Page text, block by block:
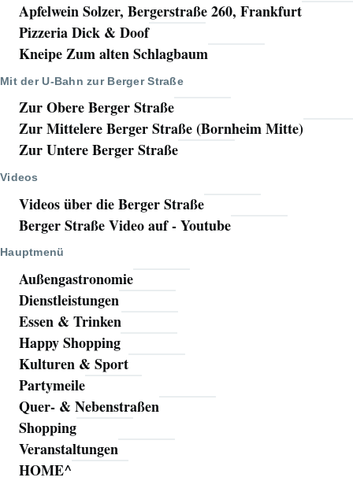
Apfelwein Solzer, Bergerstraße 260, Frankfurt
Pizzeria Dick & Doof
Kneipe Zum alten Schlagbaum
Mit der U-Bahn zur Berger Straße
Zur Obere Berger Straße
Zur Mittelere Berger Straße (Bornheim Mitte)
Zur Untere Berger Straße
Videos
Videos über die Berger Straße
Berger Straße Video auf - Youtube
Hauptmenü
Außengastronomie
Dienstleistungen
Essen & Trinken
Happy Shopping
Kulturen & Sport
Partymeile
Quer- & Nebenstraßen
Shopping
Veranstaltungen
HOME^